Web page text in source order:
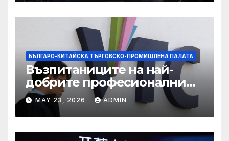
БЪЛГАРО-КИТАЙСКА ТЪРГОВСКО-ПРОМИШЛЕНА ПАЛАТА
Възпитаниците на най-
добрите професионални
училища са спестили
тежестта на въздействието
на ИИ, казва новият
председател
MAY 23, 2026 ADMIN